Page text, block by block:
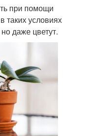
при помощи
таких условиях
даже цветут.